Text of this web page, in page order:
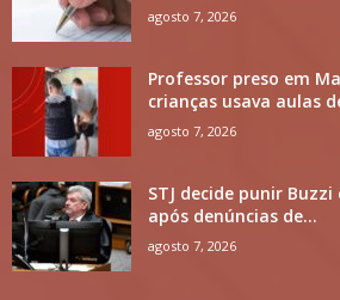
agosto 7, 2026
Professor preso em
crianças usava aulas
agosto 7, 2026
STJ decide punir
após denúncias de...
agosto 7, 2026